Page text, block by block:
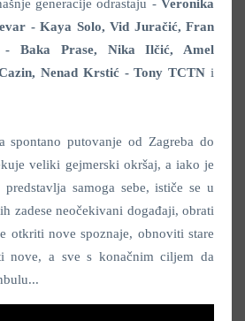
generacije odrastaju - Veronika
- Kaya Solo, Vid Juračić, Fran
- Baka Prase, Nika Ilčić, Amel
Nenad Krstić - Tony TCTN i
putovanje od Zagreba do
veliki gejmerski okršaj, a iako je
samoga sebe, ističe se u
zadese neočekivani događaji, obrati
otkriti nove spoznaje, obnoviti stare
nove, a sve s konačnim ciljem da